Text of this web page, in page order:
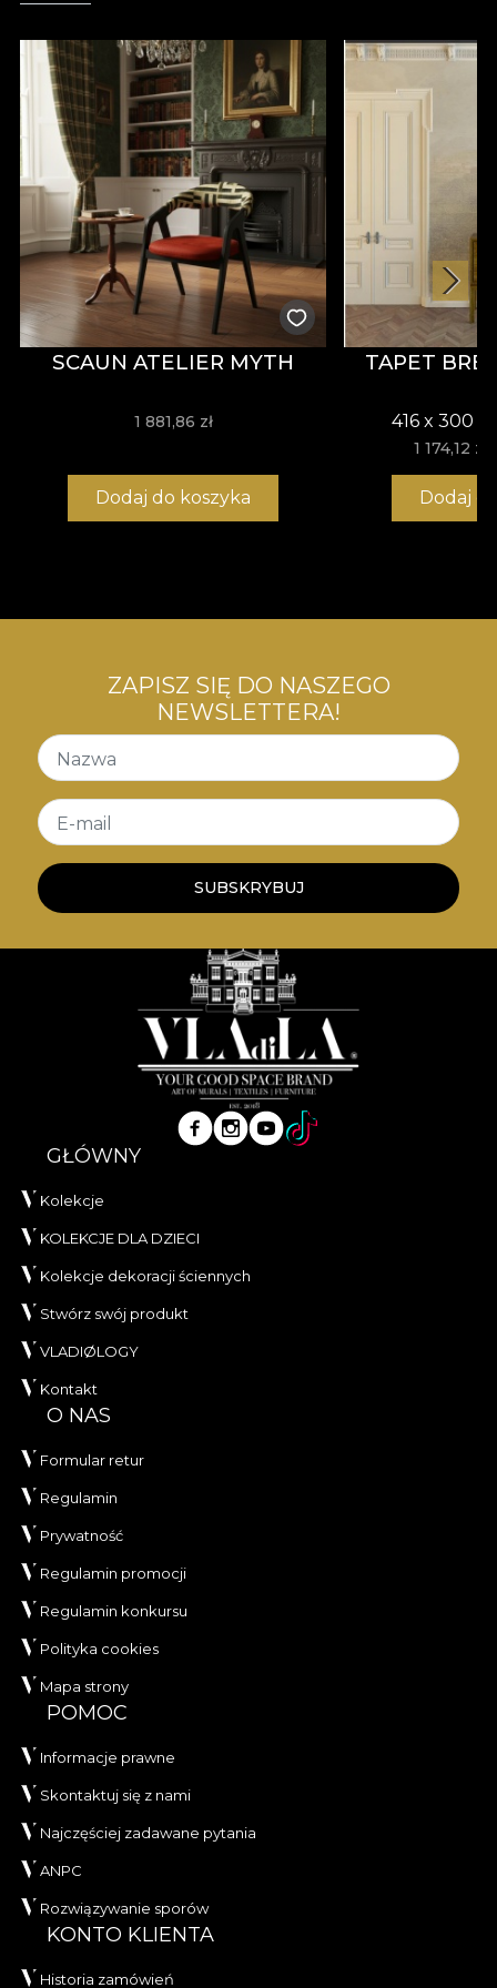
Pereți statement în livinguri ample
Holuri de intrare și foaiere – pentru efect de
impact la prima vedere
Spații hospitality – recepții de hotel, restaurante
Birouri executive sau săli de conferință cu
identitate vizuală premium
De ce să alegi tapetul The Grand
Ascent
The Grand Ascent transformă peretele într-o
experiență narativă— o invitație la explorare,
unde natura și arhitectura devin parte din același
vis. SCAUN ATELIER MYTH
1 881,86 zł
Dodaj do koszyka
TAPET
416 x 300
1 174,12 zł
Dodaj
ZAPISZ SIĘ DO NASZEGO
NEWSLETTERA!
Nazwa
E-mail
SUBSKRYBUJ
GŁÓWNY
Kolekcje
KOLEKCJE DLA DZIECI
Kolekcje dekoracji ściennych
Stwórz swój produkt
VLADIØLOGY
Kontakt
O NAS
Formular retur
Regulamin
Prywatność
Regulamin promocji
Regulamin konkursu
Polityka cookies
Mapa strony
POMOC
Informacje prawne
Skontaktuj się z nami
Najczęściej zadawane pytania
ANPC
Rozwiązywanie sporów
KONTO KLIENTA
Historia zamówień